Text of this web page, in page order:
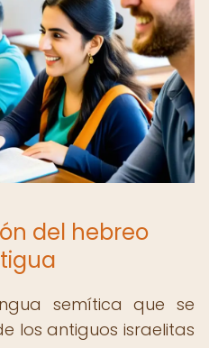
del hebreo
semítica que se
los antiguos israelitas